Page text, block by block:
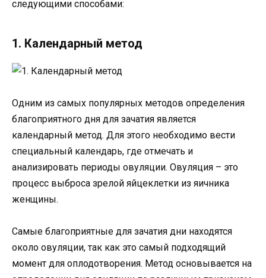
следующими способами:
1. Календарный метод
Одним из самых популярных методов определения
благоприятного дня для зачатия является
календарный метод. Для этого необходимо вести
специальный календарь, где отмечать и
анализировать периоды овуляции. Овуляция – это
процесс выброса зрелой яйцеклетки из яичника
женщины.
Самые благоприятные для зачатия дни находятся
около овуляции, так как это самый подходящий
момент для оплодотворения. Метод основывается на